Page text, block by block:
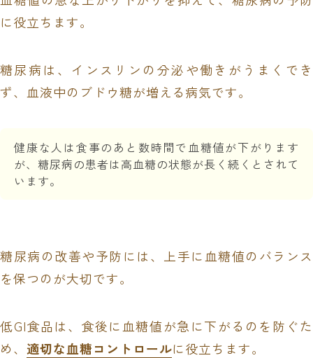
に役立ちます。
糖尿病は、インスリンの分泌や働きがうまくでき
ず、血液中のブドウ糖が増える病気です。
健康な人は食事のあと数時間で血糖値が下がります
が、糖尿病の患者は高血糖の状態が長く続くとされて
います。
糖尿病の改善や予防には、上手に血糖値のバランス
を保つのが大切です。
低GI食品は、食後に血糖値が急に下がるのを防ぐた
め、 適切な血糖コントロールに役立ちます。